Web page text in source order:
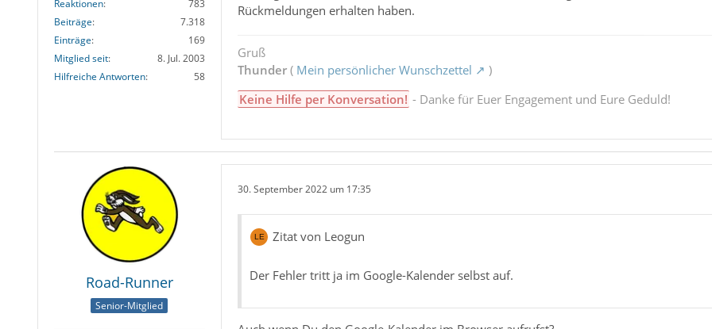
Reaktionen
783
Beiträge
7.318
Einträge
169
Mitglied seit
8. Jul. 2003
Hilfreiche Antworten
58
Rückmeldungen erhalten haben.
Gruß
Thunder( Mein persönlicher Wunschzettel
)
Keine Hilfe per Konversation! - Danke für Euer Engagement und Eure Geduld!
Road-Runner
Senior-Mitglied
30. September 2022 um 17:35
Zitat von Leogun
Der Fehler tritt ja im Google-Kalender selbst auf.